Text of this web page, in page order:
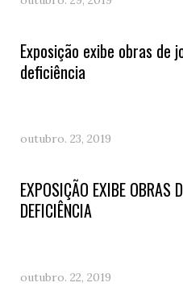
Exposição exibe obras de
deficiência
outubro. 23, 2019
EXPOSIÇÃO EXIBE OBRAS
DEFICIÊNCIA
outubro. 22, 2019